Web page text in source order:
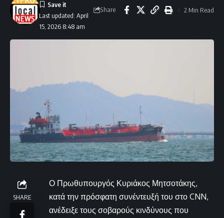
Last updated: April
15, 2026 8:48 am
Share 2 Min Read
SHARE
Ο Πρωθυπουργός Κυριάκος Μητσοτάκης,
κατά την πρόσφατη συνέντευξή του στο CNN,
ανέδειξε τους σοβαρούς κινδύνους που